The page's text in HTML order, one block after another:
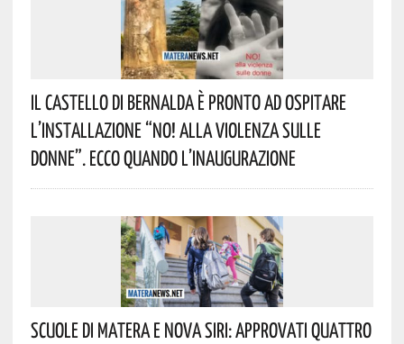
Il Castello Di Bernalda È Pronto Ad Ospitare
L’installazione “NO! Alla Violenza Sulle
Donne”. Ecco Quando L’inaugurazione
Scuole Di Matera E Nova Siri: Approvati Quattro